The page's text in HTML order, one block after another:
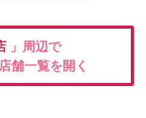
」周辺で
舗一覧を開く